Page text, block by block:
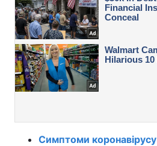
Симптоми коронавірусу